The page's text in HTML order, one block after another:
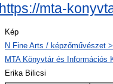
https://mta-
Kép
N Fine Arts / képzőművészet
MTA Könyvtár és Információs
Erika Bilicsi